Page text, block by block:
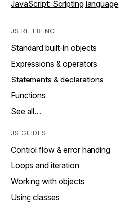
JavaScript: Scripting language
JS REFERENCE
Standard built-in objects
Expressions & operators
Statements & declarations
Functions
See all…
JS GUIDES
Control flow & error handing
Loops and iteration
Working with objects
Using classes